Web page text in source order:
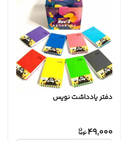
دفتر یادداشت نویس
49,000